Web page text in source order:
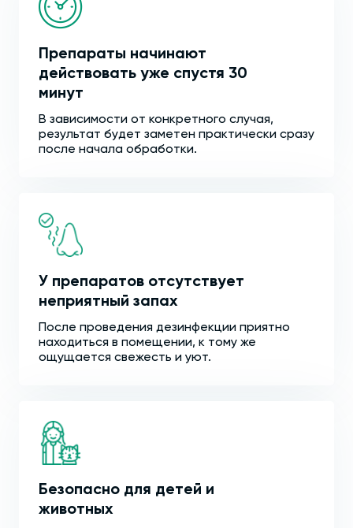
Препараты начинают
действовать уже спустя 30
минут
В зависимости от конкретного случая,
результат будет заметен практически сразу
после начала обработки.
У препаратов отсутствует
неприятный запах
После проведения дезинфекции приятно
находиться в помещении, к тому же
ощущается свежесть и уют.
Безопасно для детей и
животных